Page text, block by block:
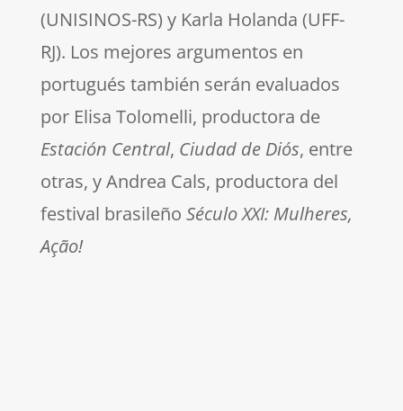
(UNISINOS-RS) y Karla Holanda (UFF-
RJ). Los mejores argumentos en
portugués también serán evaluados
por Elisa Tolomelli, productora de
Estación Central, Ciudad de Diós, entre
otras, y Andrea Cals, productora del
festival brasileño Século XXI: Mulheres,
Ação!